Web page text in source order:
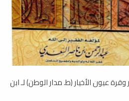
عيون الأخيار (ط. مدار الوطن) لـ ابن